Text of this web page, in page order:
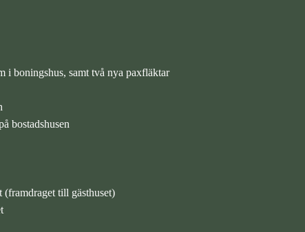
i boningshus, samt två nya paxfläktar
bostadshusen
till gästhuset)